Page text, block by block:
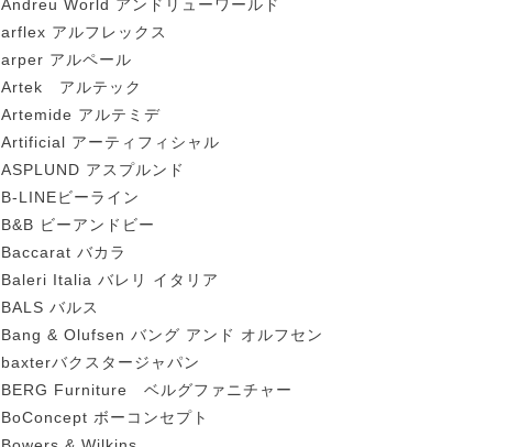
Andreu World アンドリューワールド
arflex アルフレックス
arper アルペール
Artek アルテック
Artemide アルテミデ
Artificial アーティフィシャル
ASPLUND アスプルンド
B-LINEビーライン
B&B ビーアンドビー
Baccarat バカラ
Baleri Italia バレリ イタリア
BALS バルス
Bang & Olufsen バング アンド オルフセン
baxterバクスタージャパン
BERG Furniture ベルグファニチャー
BoConcept ボーコンセプト